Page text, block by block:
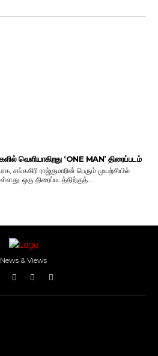
வெளியாகிறது ‘ONE MAN’ திரைப்படம்
சங்ககிரி ராஜ்குமாரின் பெரும் முயற்சியில்
ஒரு திரைப்படத்திற்குத்...
News & Views